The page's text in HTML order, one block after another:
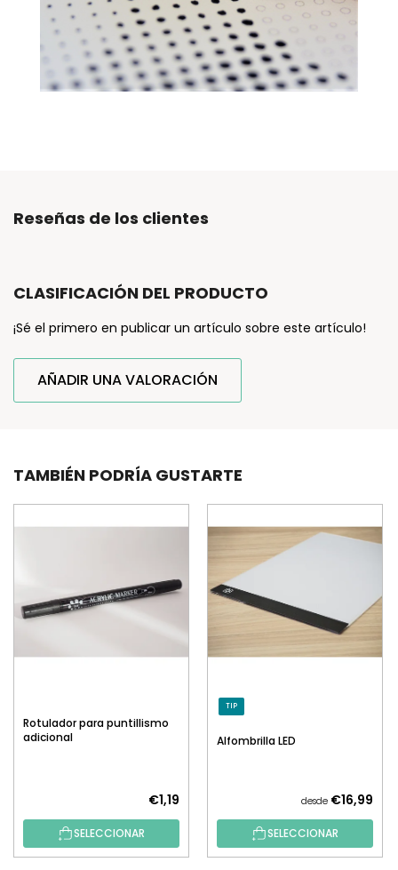
Reseñas de los clientes
CLASIFICACIÓN DEL PRODUCTO
¡Sé el primero en publicar un artículo sobre este artículo!
AÑADIR UNA VALORACIÓN
TAMBIÉN PODRÍA GUSTARTE
Rotulador para puntillismo
adicional
€1,19
SELECCIONAR
TIP
Alfombrilla LED
desde €16,99
SELECCIONAR